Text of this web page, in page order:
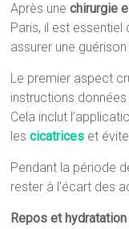
Après unechirurgie
Paris, il est
assurer une
Le premier aspect
instructions
Cela inclut
lescicatrices et
Pendant la période
rester à l’écart des
Repos et hydratation